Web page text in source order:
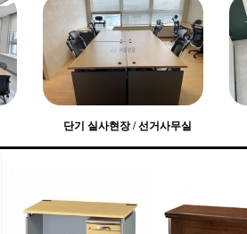
단기 실사현장 / 선거사무실